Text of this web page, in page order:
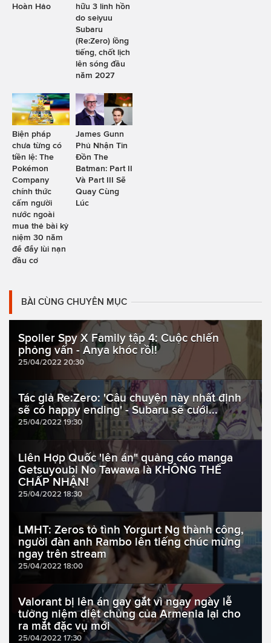
Hoàn Hảo
hữu 3 linh hồn
do seiyuu
Subaru
(Re:Zero) lồng
tiếng, chốt lịch
lên sóng đầu
năm 2027
Biện pháp
chưa từng có
tiền lệ: The
Pokémon
Company
chính thức
cấm người
nước ngoài
mua thẻ bài kỷ
niệm 30 năm
để đẩy lùi nạn
đầu cơ
James Gunn
Phủ Nhận Tin
Đồn The
Batman: Part II
Và Part III Sẽ
Quay Cùng
Lúc
BÀI CÙNG CHUYÊN MỤC
Spoiler Spy X Family tập 4: Cuộc chiến
phỏng vấn - Anya khóc rồi!
25/04/2022 20:30
Tác giả Re:Zero: 'Câu chuyện này nhất định
sẽ có happy ending' - Subaru sẽ cưới...
25/04/2022 19:30
Liên Hợp Quốc 'lên án" quảng cáo manga
Getsuyoubi No Tawawa là KHÔNG THỂ
CHẤP NHẬN!
25/04/2022 18:30
LMHT: Zeros tỏ tình Yorgurt Ng thành công,
người đàn anh Rambo lên tiếng chúc mừng
ngay trên stream
25/04/2022 18:00
Valorant bị lên án gay gắt vì ngay ngày lễ
tưởng niệm diệt chủng của Armenia lại cho
ra mắt đặc vụ mới
25/04/2022 17:30